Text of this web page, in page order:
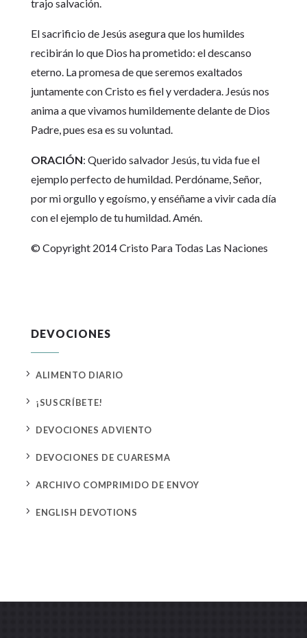
trajo salvación.
El sacrificio de Jesús asegura que los humildes
recibirán lo que Dios ha prometido: el descanso
eterno. La promesa de que seremos exaltados
juntamente con Cristo es fiel y verdadera. Jesús nos
anima a que vivamos humildemente delante de Dios
Padre, pues esa es su voluntad.
ORACIÓN: Querido salvador Jesús, tu vida fue el
ejemplo perfecto de humildad. Perdóname, Señor,
por mi orgullo y egoísmo, y enséñame a vivir cada día
con el ejemplo de tu humildad. Amén.
© Copyright 2014 Cristo Para Todas Las Naciones
DEVOCIONES
5 ALIMENTO DIARIO
5 ¡SUSCRÍBETE!
5 DEVOCIONES ADVIENTO
5 DEVOCIONES DE CUARESMA
5 ARCHIVO COMPRIMIDO DE ENVOY
5 ENGLISH DEVOTIONS